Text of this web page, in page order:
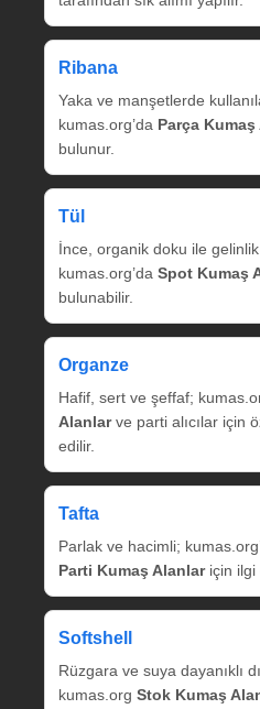
Ribana
Yaka ve manşetlerde
kumas.org’da Parça Kumaş
bulunur.
Tül
İnce, organik doku ile gelinlik
kumas.org’da Spot Kumaş
bulunabilir.
Organze
Hafif, sert ve şeffaf;
Alanlarve parti alıcılar için
edilir.
Tafta
Parlak ve hacimli;
Parti Kumaş Alanlariçin ilgi
Softshell
Rüzgara ve suya dayanıklı
kumas.org Stok Kumaş